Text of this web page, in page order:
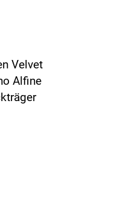
Velvet
Alfine